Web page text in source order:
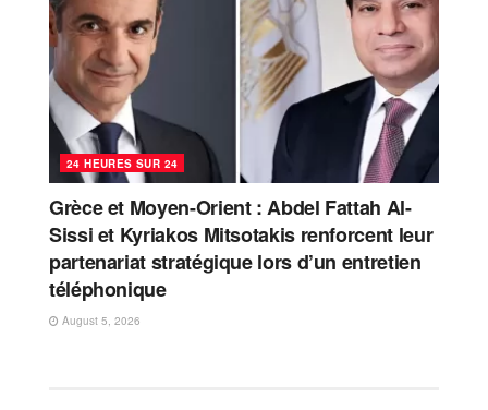
24 HEURES SUR 24
Grèce et Moyen-Orient : Abdel Fattah Al-
Sissi et Kyriakos Mitsotakis renforcent leur
partenariat stratégique lors d’un entretien
téléphonique
August 5, 2026